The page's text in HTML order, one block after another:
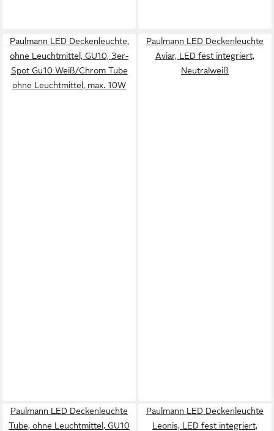
Paulmann LED Deckenleuchte,
ohne Leuchtmittel, GU10, 3er-
Spot Gu10 Weiß/Chrom Tube
ohne Leuchtmittel, max. 10W
Paulmann LED Deckenleuchte
Aviar, LED fest integriert,
Neutralweiß
Paulmann LED Deckenleuchte
Tube, ohne Leuchtmittel, GU10
Paulmann LED Deckenleuchte
Leonis, LED fest integriert,